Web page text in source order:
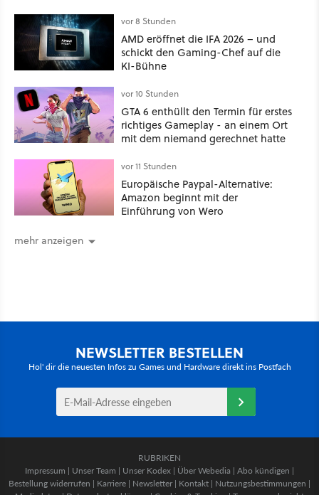
Kommentare zeigt, dass es nicht so
einfach ist
vor 8 Stunden
AMD eröffnet die IFA 2026 – und
schickt den Gaming-Chef auf die
KI-Bühne
vor 10 Stunden
GTA 6 enthüllt den Termin für erstes
richtiges Gameplay - an einem Ort
mit dem niemand gerechnet hatte
vor 11 Stunden
Europäische Paypal-Alternative:
Amazon beginnt mit der
Einführung von Wero
mehr anzeigen
NEWSLETTER BESTELLEN
Hol' dir die neuesten Infos zu Games und Hardware direkt ins Postfach
RUBRIKEN
Impressum | Unser Team | Unser Kodex | Über Webedia | Abo kündigen |
Bestellung widerrufen | Karriere | Newsletter | Kontakt | Nutzungsbestimmungen |